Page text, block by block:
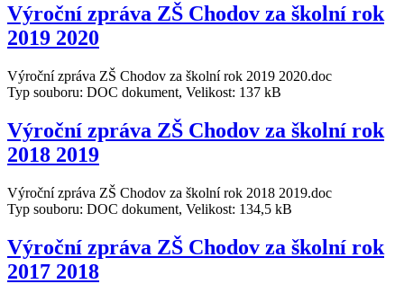
Výroční zpráva ZŠ Chodov za školní rok
2019 2020
Výroční zpráva ZŠ Chodov za školní rok 2019 2020.doc
Typ souboru: DOC dokument, Velikost: 137 kB
Výroční zpráva ZŠ Chodov za školní rok
2018 2019
Výroční zpráva ZŠ Chodov za školní rok 2018 2019.doc
Typ souboru: DOC dokument, Velikost: 134,5 kB
Výroční zpráva ZŠ Chodov za školní rok
2017 2018